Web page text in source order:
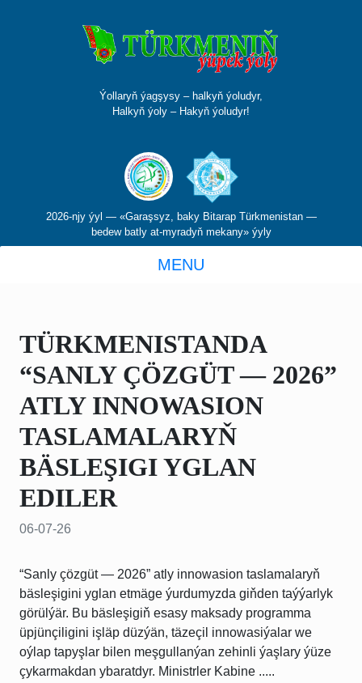
Ýollaryň ýagşysy – halkyň ýoludyr,
Halkyň ýoly – Hakyň ýoludyr!
2026-njy ýyl — «Garaşsyz, baky Bitarap Türkmenistan —
bedew batly at-myradyň mekany» ýyly
MENU
TÜRKMENISTANDA
“SANLY ÇÖZGÜT — 2026”
ATLY INNOWASION
TASLAMALARYŇ
BÄSLEŞIGI YGLAN
EDILER
06-07-26
“Sanly çözgüt — 2026” atly innowasion taslamalaryň
bäsleşigini yglan etmäge ýurdumyzda giňden taýýarlyk
görülýär. Bu bäsleşigiň esasy maksady programma
üpjünçiligini işläp düzýän, täzeçil innowasiýalar we
oýlap tapyşlar bilen meşgullanýan zehinli ýaşlary ýüze
çykarmakdan ybaratdyr. Ministrler Kabine .....